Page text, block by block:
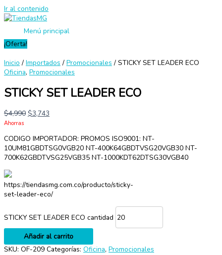
Ir al contenido
Menú principal
¡Oferta!
Inicio / Importados / Promocionales / STICKY SET LEADER ECO
Oficina, Promocionales
STICKY SET LEADER ECO
$4,990 $3,743
Ahorras
CODIGO IMPORTADOR: PROMOS ISO9001: NT-
10UM81GBDTSG0VGB20 NT-400K64GBDTVSG20VGB30 NT-
700K62GBDTVSG25VGB35 NT-1000KDT62DTSG30VGB40
https://tiendasmg.com.co/producto/sticky-
set-leader-eco/
STICKY SET LEADER ECO cantidad
Añadir al carrito
SKU: OF-209 Categorías: Oficina, Promocionales